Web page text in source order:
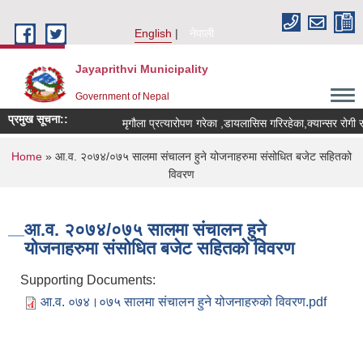
English
नेपाली
Jayaprithvi Municipality
Government of Nepal
प्रमुख सूचना::
You are here
Home » आ.व. २०७४/०७५ सालमा स‌ंचालन हुने योजनाहरुमा स‌ंसोधित बजेट सहितको
विवरण
आ.व. २०७४/०७५ सालमा स‌ंचालन हुने
योजनाहरुमा स‌ंसोधित बजेट सहितको विवरण
Supporting Documents:
आ.व. ०७४।०७५ सालमा स‌ंचालन हुने योजनाहरुको विवरण.pdf